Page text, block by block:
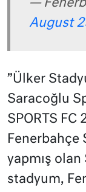
—
August
”Ülker
Saracoğlu
SPORTS FC
Fenerbahçe
yapmış olan
stadyum,